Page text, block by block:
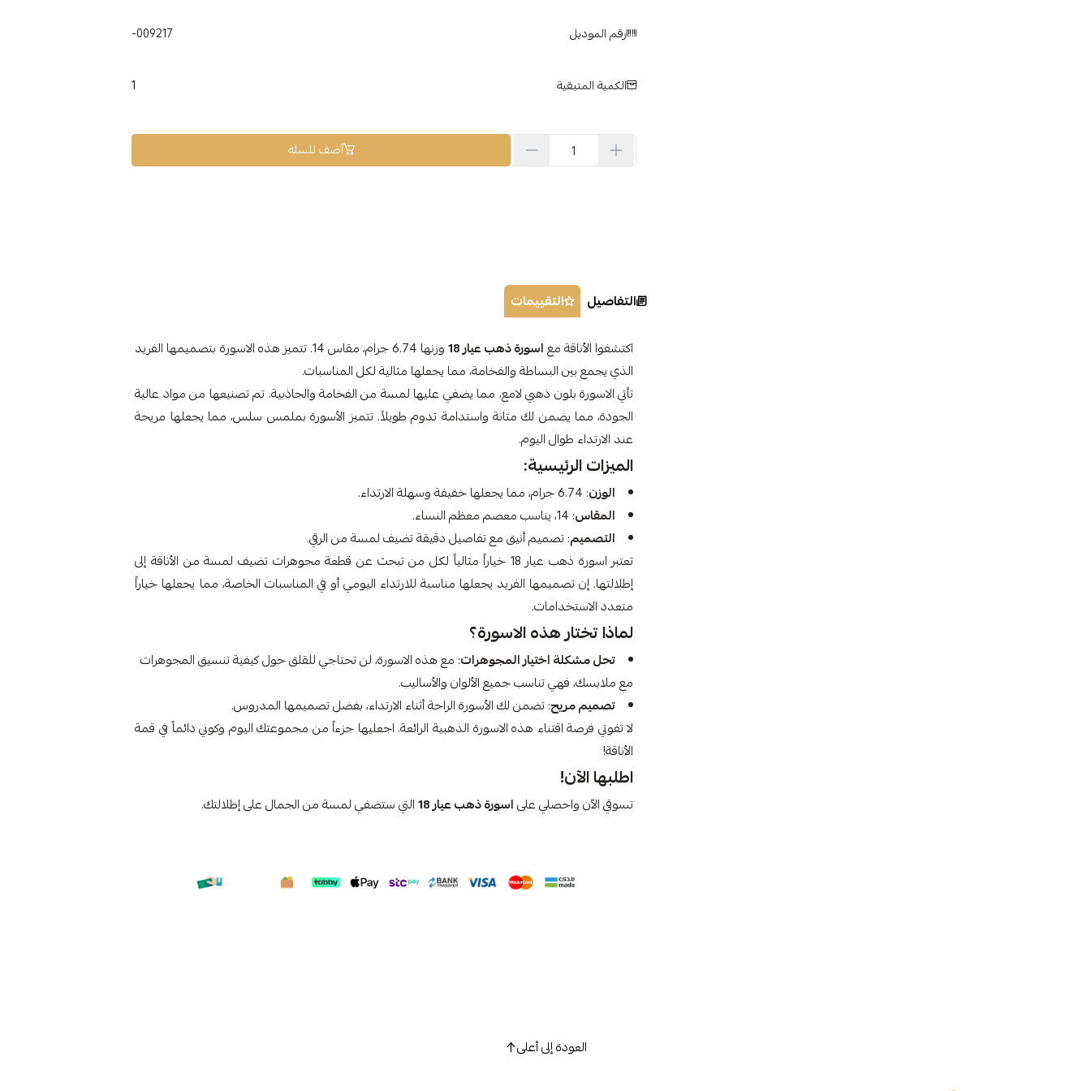
رقم الموديل 009217-
الكمية المتبقية 1
أضف للسلة
التفاصيل التقييمات
اكتشفوا الأناقة معاسورة ذهب عيار 18
وزنها 6.74 جرام، مقاس 14. تتميز هذه الاسورة بتصميمها الفريد
الذي يجمع بين البساطة والفخامة، مما يجعلها مثالية لكل المناسبات.
تأتي الاسورة بلون ذهبي لامع، مما يضفي عليها لمسة من الفخامة والجاذبية. تم تصنيعها من مواد عالية
الجودة، مما يضمن لك متانة واستدامة تدوم طويلاً. تتميز الأسورة بملمس سلس، مما يجعلها مريحة
عند الارتداء طوال اليوم.
الميزات الرئيسية:
الوزن: 6.74 جرام، مما يجعلها خفيفة وسهلة الارتداء.
المقاس: 14، يناسب معصم معظم النساء.
التصميم: تصميم أنيق مع تفاصيل دقيقة تضيف لمسة من الرقي.
تعتبر اسورة ذهب عيار 18 خياراً مثالياً لكل من تبحث عن قطعة مجوهرات تضيف لمسة من الأناقة إلى
إطلالتها. إن تصميمها الفريد يجعلها مناسبة للارتداء اليومي أو في المناسبات الخاصة، مما يجعلها خياراً
متعدد الاستخدامات.
لماذا تختار هذه الاسورة؟
تحل مشكلة اختيار المجوهرات: مع هذه الاسورة، لن تحتاجي للقلق حول كيفية تنسيق المجوهرات
مع ملابسك، فهي تناسب جميع الألوان والأساليب.
تصميم مريح: تضمن لك الأسورة الراحة أثناء الارتداء، بفضل تصميمها المدروس.
لا تفوتي فرصة اقتناء هذه الاسورة الذهبية الرائعة. اجعليها جزءاً من مجموعتك اليوم وكوني دائماً في قمة
الأناقة!
اطلبها الآن!
تسوقي الآن واحصلي علىاسورة ذهب عيار 18 التي ستضفي لمسة من الجمال على إطلالتك.
العودة إلى أعلى